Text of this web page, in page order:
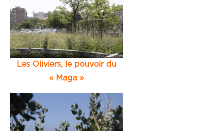
Les Oliviers, le pouvoir du
« Maga »